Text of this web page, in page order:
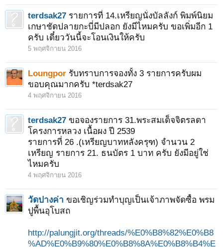
terdsak27 รายการที่ 14.เหรียญนั่งบัลลังก์ พิมพ์นิยม
เกษาชัดปลายกะบี่มีปลอก ยังมีไหมครับ ขอเพิ่มอีก 1
ครับ เดี๋ยววันนี้จะโอนเงินให้ครับ
5 พฤศจิกายน 2016
Loungpor รับทราบการจองทั้ง 3 รายการครับผม
ขอบคุณมากครับ *terdsak27
4 พฤศจิกายน 2016
terdsak27 ขอจองรายการ 31.พระสมเด็จจิตรลดา
โครงการหลวง เนื้อผง ปี 2539
รายการที่ 26 .(เหรียญบาทหลังครุฑ) จำนวน 2
เหรียญ รายการ 21. ธนบัตร 1 บาท ครับ ยังมีอยู่ใช่
ไหมครับ
4 พฤศจิกายน 2016
วัดปางค่า ขอเชิญร่วมทำบุญเป็นเจ้าภาพจัดซื้อ พรม
ปูพื้นอุโบสถ
http://palungjit.org/threads/%E0%B8%82%E0%B8
%AD%E0%B9%80%E0%B8%8A%E0%B8%B4%E